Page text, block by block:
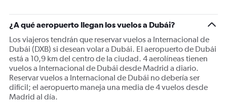
¿A qué aeropuerto llegan los vuelos a Dubái?
Los viajeros tendrán que reservar vuelos a Internacional de
Dubái (DXB) si desean volar a Dubái. El aeropuerto de Dubái
está a 10,9 km del centro de la ciudad. 4 aerolíneas tienen
vuelos a Internacional de Dubái desde Madrid a diario.
Reservar vuelos a Internacional de Dubái no debería ser
difícil; el aeropuerto maneja una media de 4 vuelos desde
Madrid al día.